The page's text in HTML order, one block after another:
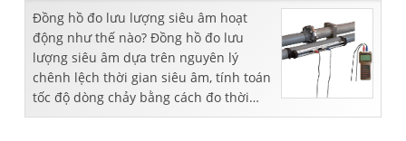
Đồng hồ đo lưu lượng siêu âm hoạt
động như thế nào? Đồng hồ đo lưu
lượng siêu âm dựa trên nguyên lý
chênh lệch thời gian siêu âm, tính toán
tốc độ dòng chảy bằng cách đo thời
gian truyền ...